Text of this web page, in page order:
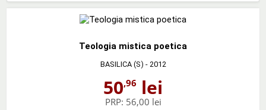
Teologia mistica poetica
BASILICA (S) - 2012
50,96 lei
PRP: 56,00 lei